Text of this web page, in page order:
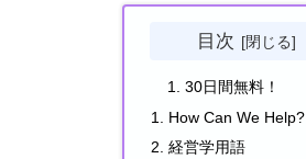
目次
30日間無料！
How Can We Help?
経営学用語